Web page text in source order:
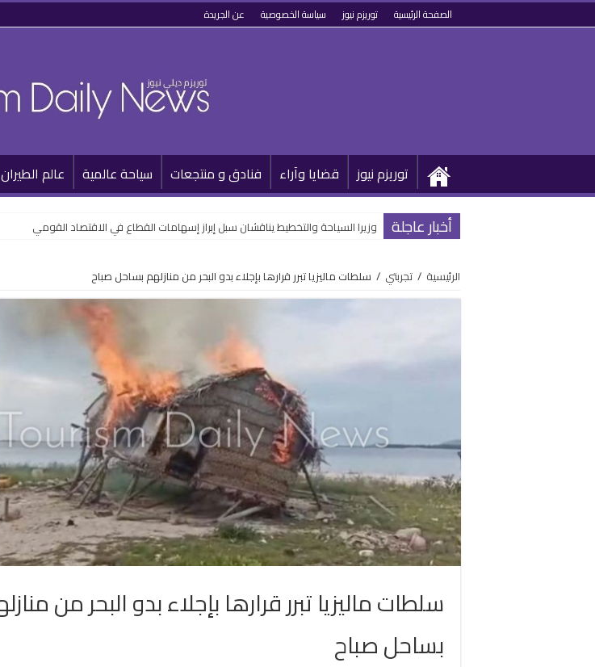
الصفحة الرئيسية توريزم نيوز سياسة الخصوصية عن الجريدة
توريزم نيوز قضايا وآراء فنادق و منتجعات سياحة عالمية عالم الطيران
أخبار عاجلة وزيرا السياحة والتخطيط يناقشان سبل إبراز إسهامات القطاع في الاقتصاد القومي
الرئيسية / تجربتي / سلطات ماليزيا تبرر قرارها بإجلاء بدو البحر من منازلهم بساحل صباح
سلطات ماليزيا تبرر قرارها بإجلاء بدو البحر من
بساحل صباح